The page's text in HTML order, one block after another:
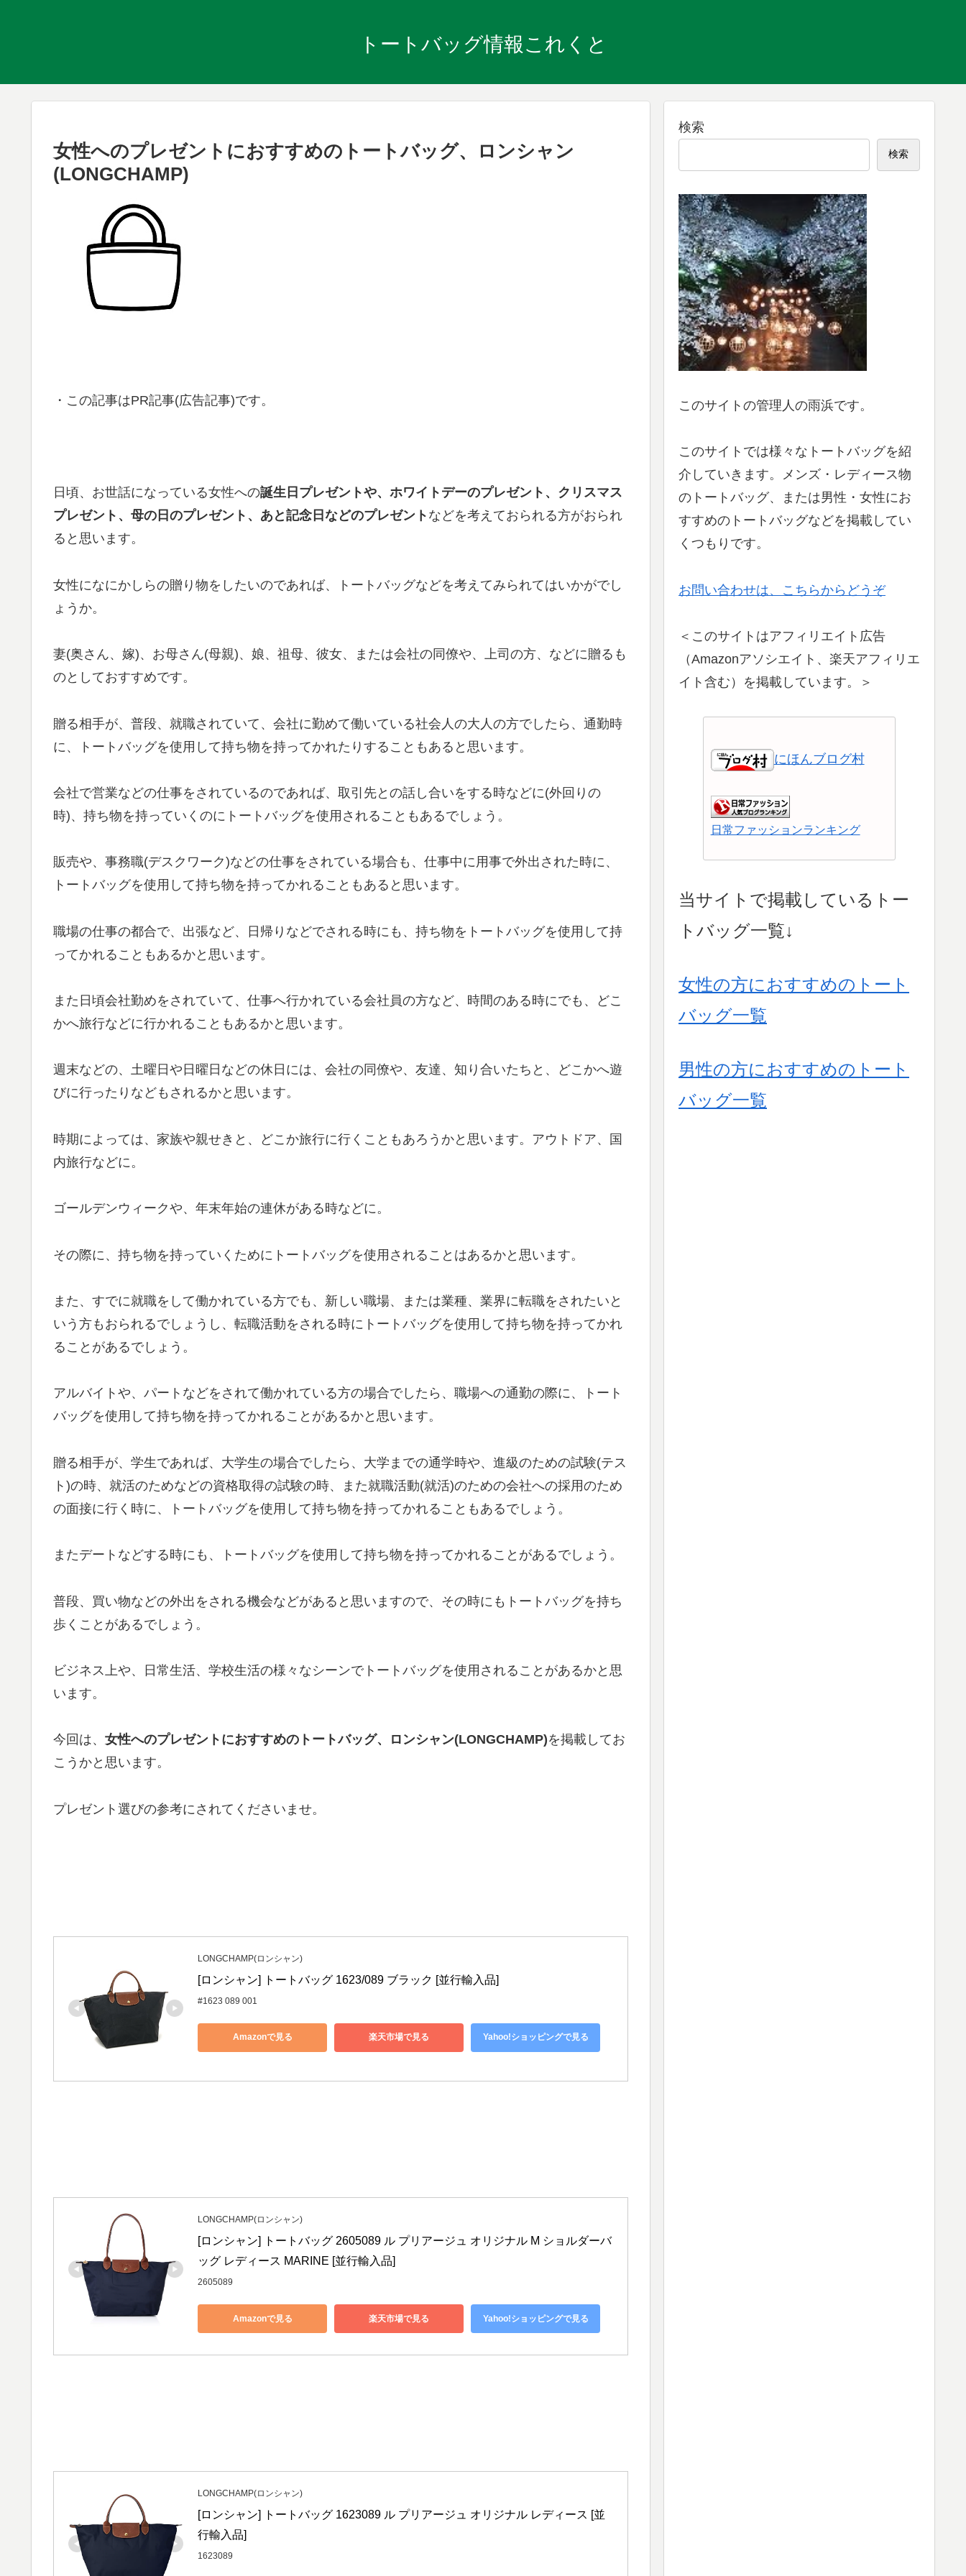
トートバッグ情報これくと
女性へのプレゼントにおすすめのトートバッグ、ロンシャン
(LONGCHAMP)
・この記事はPR記事(広告記事)です。
日頃、お世話になっている女性への誕生日プレゼントや、ホワイトデーのプレゼント、クリスマス
プレゼント、母の日のプレゼント、あと記念日などのプレゼント などを考えておられる方がおられ
ると思います。
女性になにかしらの贈り物をしたいのであれば、トートバッグなどを考えてみられてはいかがでし
ょうか。
妻(奥さん、嫁)、お母さん(母親)、娘、祖母、彼女、または会社の同僚や、上司の方、などに贈るも
のとしておすすめです。
贈る相手が、普段、就職されていて、会社に勤めて働いている社会人の大人の方でしたら、通勤時
に、トートバッグを使用して持ち物を持ってかれたりすることもあると思います。
会社で営業などの仕事をされているのであれば、取引先との話し合いをする時などに(外回りの
時)、持ち物を持っていくのにトートバッグを使用されることもあるでしょう。
販売や、事務職(デスクワーク)などの仕事をされている場合も、仕事中に用事で外出された時に、
トートバッグを使用して持ち物を持ってかれることもあると思います。
職場の仕事の都合で、出張など、日帰りなどでされる時にも、持ち物をトートバッグを使用して持
ってかれることもあるかと思います。
また日頃会社勤めをされていて、仕事へ行かれている会社員の方など、時間のある時にでも、どこ
かへ旅行などに行かれることもあるかと思います。
週末などの、土曜日や日曜日などの休日には、会社の同僚や、友達、知り合いたちと、どこかへ遊
びに行ったりなどもされるかと思います。
時期によっては、家族や親せきと、どこか旅行に行くこともあろうかと思います。アウトドア、国
内旅行などに。
ゴールデンウィークや、年末年始の連休がある時などに。
その際に、持ち物を持っていくためにトートバッグを使用されることはあるかと思います。
また、すでに就職をして働かれている方でも、新しい職場、または業種、業界に転職をされたいと
いう方もおられるでしょうし、転職活動をされる時にトートバッグを使用して持ち物を持ってかれ
ることがあるでしょう。
アルバイトや、パートなどをされて働かれている方の場合でしたら、職場への通勤の際に、トート
バッグを使用して持ち物を持ってかれることがあるかと思います。
贈る相手が、学生であれば、大学生の場合でしたら、大学までの通学時や、進級のための試験(テス
ト)の時、就活のためなどの資格取得の試験の時、また就職活動(就活)のための会社への採用のため
の面接に行く時に、トートバッグを使用して持ち物を持ってかれることもあるでしょう。
またデートなどする時にも、トートバッグを使用して持ち物を持ってかれることがあるでしょう。
普段、買い物などの外出をされる機会などがあると思いますので、その時にもトートバッグを持ち
歩くことがあるでしょう。
ビジネス上や、日常生活、学校生活の様々なシーンでトートバッグを使用されることがあるかと思
います。
今回は、 女性へのプレゼントにおすすめのトートバッグ、ロンシャン(LONGCHAMP)を掲載してお
こうかと思います。
プレゼント選びの参考にされてくださいませ。
LONGCHAMP(ロンシャン)
[ロンシャン] トートバッグ 1623/089 ブラック [並行輸入品]
#1623 089 001
Amazonで見る 楽天市場で見る Yahoo!ショッピングで見る
LONGCHAMP(ロンシャン)
[ロンシャン] トートバッグ 2605089 ル プリアージュ オリジナル M ショルダーバ
ッグ レディース MARINE [並行輸入品]
2605089
Amazonで見る 楽天市場で見る Yahoo!ショッピングで見る
LONGCHAMP(ロンシャン)
[ロンシャン] トートバッグ 1623089 ル プリアージュ オリジナル レディース [並
行輸入品]
1623089
検索
検索
このサイトの管理人の雨浜です。
このサイトでは様々なトートバッグを紹
介していきます。メンズ・レディース物
のトートバッグ、または男性・女性にお
すすめのトートバッグなどを掲載してい
くつもりです。
お問い合わせは、こちらからどうぞ
＜このサイトはアフィリエイト広告
（Amazonアソシエイト、楽天アフィリエ
イト含む）を掲載しています。＞
にほんブログ村
日常ファッションランキング
当サイトで掲載しているトー
トバッグ一覧↓
女性の方におすすめのトート
バッグ一覧
男性の方におすすめのトート
バッグ一覧